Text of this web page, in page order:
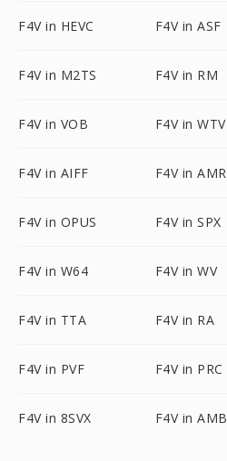
F4V in HEVC F4V in ASF
F4V in M2TS F4V in RM
F4V in VOB F4V in WTV
F4V in AIFF F4V in AMR
F4V in OPUS F4V in SPX
F4V in W64 F4V in WV
F4V in TTA F4V in RA
F4V in PVF F4V in PRC
F4V in 8SVX F4V in AMB